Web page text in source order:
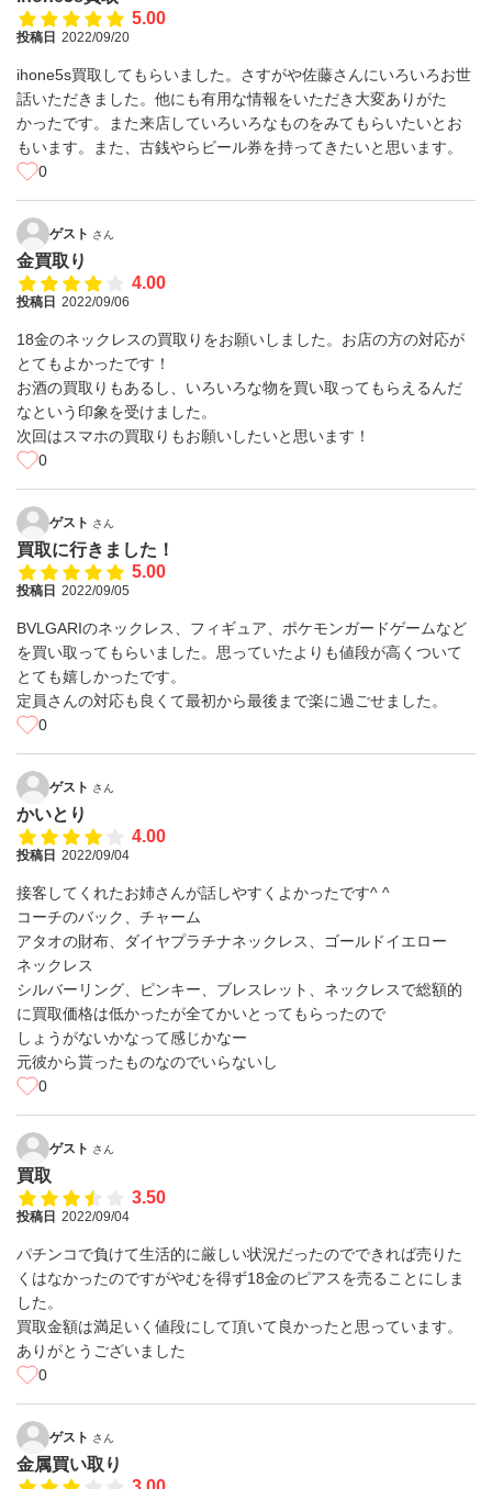
5.00
投稿日 2022/09/20
ihone5s買取してもらいました。さすがや佐藤さんにいろいろお世
話いただきました。他にも有用な情報をいただき大変ありがた
かったです。また来店していろいろなものをみてもらいたいとお
もいます。また、古銭やらビール券を持ってきたいと思います。
0
ゲスト さん
金買取り
4.00
投稿日 2022/09/06
18金のネックレスの買取りをお願いしました。お店の方の対応が
とてもよかったです！
お酒の買取りもあるし、いろいろな物を買い取ってもらえるんだ
なという印象を受けました。
次回はスマホの買取りもお願いしたいと思います！
0
ゲスト さん
買取に行きました！
5.00
投稿日 2022/09/05
BVLGARIのネックレス、フィギュア、ポケモンガードゲームなど
を買い取ってもらいました。思っていたよりも値段が高くついて
とても嬉しかったです。
定員さんの対応も良くて最初から最後まで楽に過ごせました。
0
ゲスト さん
かいとり
4.00
投稿日 2022/09/04
接客してくれたお姉さんが話しやすくよかったです^ ^
コーチのバック、チャーム
アタオの財布、ダイヤプラチナネックレス、ゴールドイエロー
ネックレス
シルバーリング、ピンキー、ブレスレット、ネックレスで総額的
に買取価格は低かったが全てかいとってもらったので
しょうがないかなって感じかなー
元彼から貰ったものなのでいらないし
0
ゲスト さん
買取
3.50
投稿日 2022/09/04
パチンコで負けて生活的に厳しい状況だったのでできれば売りた
くはなかったのですがやむを得ず18金のピアスを売ることにしま
した。
買取金額は満足いく値段にして頂いて良かったと思っています。
ありがとうございました
0
ゲスト さん
金属買い取り